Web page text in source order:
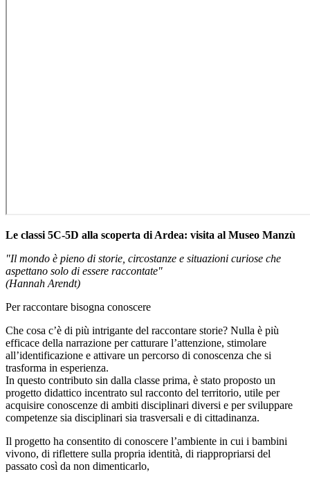
Le classi 5C-5D alla scoperta di Ardea: visita al Museo Manzù
"Il mondo è pieno di storie, circostanze e situazioni curiose che
aspettano solo di essere raccontate"
(Hannah Arendt)
Per raccontare bisogna conoscere
Che cosa c’è di più intrigante del raccontare storie? Nulla è più
efficace della narrazione per catturare l’attenzione, stimolare
all’identificazione e attivare un percorso di conoscenza che si
trasforma in esperienza.
In questo contributo sin dalla classe prima, è stato proposto un
progetto didattico incentrato sul racconto del territorio, utile per
acquisire conoscenze di ambiti disciplinari diversi e per sviluppare
competenze sia disciplinari sia trasversali e di cittadinanza.
Il progetto ha consentito di conoscere l’ambiente in cui i bambini
vivono, di riflettere sulla propria identità, di riappropriarsi del
passato così da non dimenticarlo,